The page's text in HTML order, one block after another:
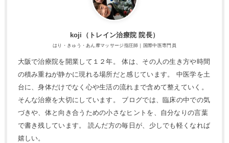
koji（トレ​イン治療院 院長）
はり・きゅう・あん摩マッサージ指圧師｜国際中医専門員
大阪で治療院を開業して１２年。 体は、その人の生き方や時間
の積み重ねが静かに現れる場所だと感じています。 中医学を土
台に、身体だけでなく心や生活の流れまで含めて整えていく。
そんな治療を大切にしています。 ブログでは、臨床の中での気
づきや、体と向き合うための小さなヒントを、自分なりの言葉
で書き残しています。 読んだ方の毎日が、少しでも軽くなれば
嬉しい。